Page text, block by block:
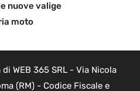
nuove valige
moto
WEB 365 SRL - Via Nicola
(RM) - Codice Fiscale e